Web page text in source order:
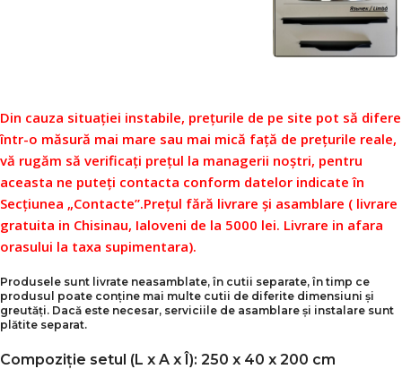
Din cauza situației instabile, prețurile de pe site pot să difere
într-o măsură mai mare sau mai mică față de prețurile reale,
vă rugăm să verificați prețul la managerii noștri, pentru
aceasta ne puteți contacta conform datelor indicate în
Secțiunea „Contacte”.Prețul fără livrare și asamblare ( livrare
gratuita in Chisinau, Ialoveni de la 5000 lei. Livrare in afara
orasului la taxa supimentara).
Produsele sunt livrate neasamblate, în cutii separate, în timp ce
produsul poate conține mai multe cutii de diferite dimensiuni și
greutăți. Dacă este necesar, serviciile de asamblare și instalare sunt
plătite separat.
Compoziție setul (L x A x Î): 250 x 40 x 200 cm